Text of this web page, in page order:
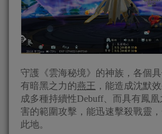
守護《雲海秘境》的神族，各個
有暗黑之力的燕王 ，能造成沈默
成多種持續性Debuff、而具有鳳凰
害的範圍攻擊，能迅速擊殺戰靈
此地。